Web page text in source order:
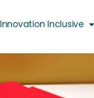
Innovation Inclusive